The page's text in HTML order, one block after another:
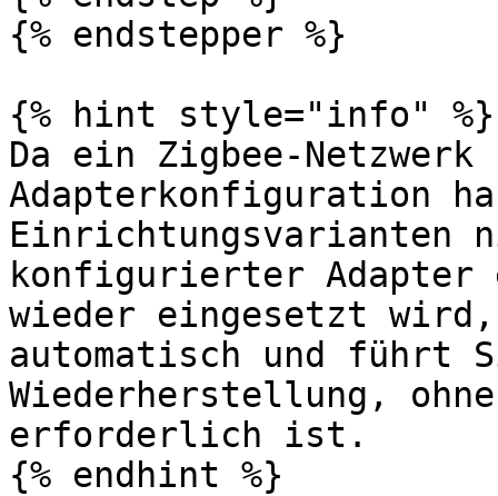
{% endstepper %}
{% hint style="info" %}
Da ein Zigbee-
Adapterkonfiguration
Einrichtungsvarianten
konfigurierter Adapter
wieder eingesetzt wird,
automatisch und führt
Wiederherstellung,
erforderlich ist.
{% endhint %}